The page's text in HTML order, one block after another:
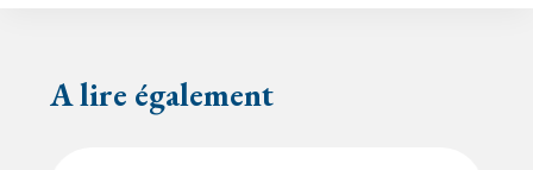
A lire également